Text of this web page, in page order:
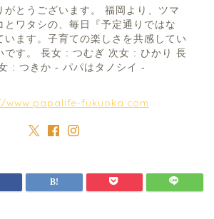
がとうございます。 福岡より、ツマ
とワタシの、毎日『予定通りではな
います。子育ての楽しさを共感してい
です。 長女 : つむぎ 次女 : ひかり 長
: つきか - パパはタノシイ -
fukuoka.com